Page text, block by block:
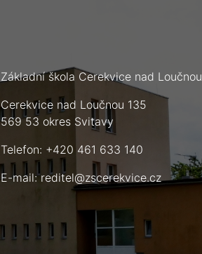
Základní škola Cerekvice nad Loučnou
Cerekvice nad Loučnou 135
569 53 okres Svitavy
Telefon: +420 461 633 140
E-mail:reditel@zscerekvice.cz